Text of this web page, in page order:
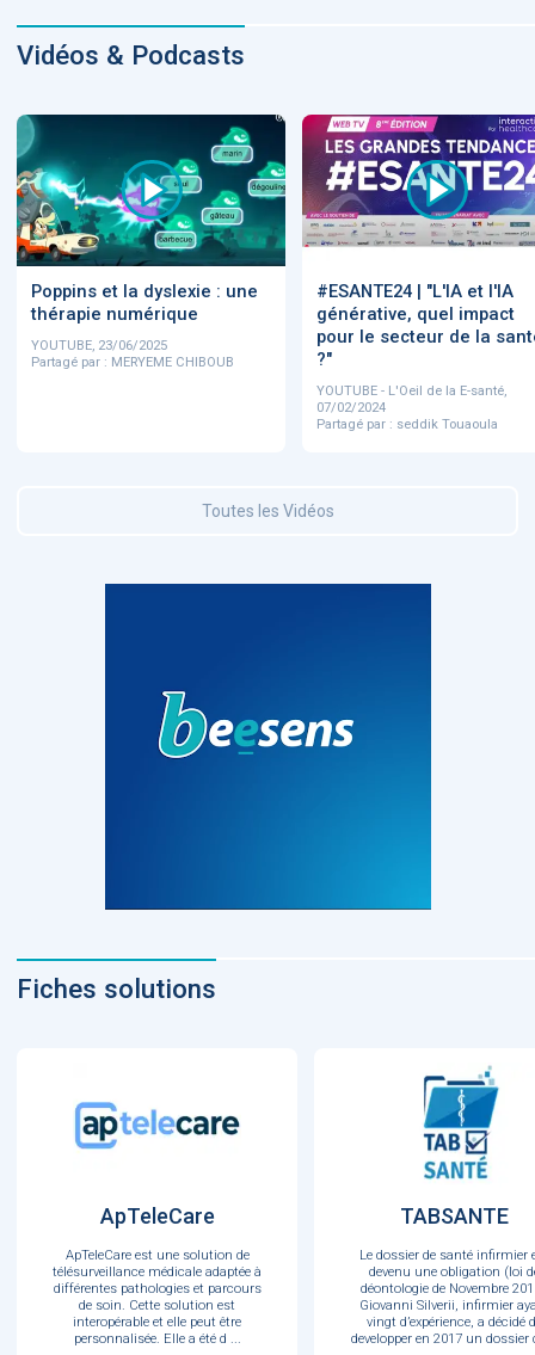
Vidéos & Podcasts
Poppins et la dyslexie : une
thérapie numérique
YOUTUBE, 23/06/2025
Partagé par : MERYEME CHIBOUB
#ESANTE24 | "L'IA et l'IA
générative, quel impact
pour le secteur de la
?"
YOUTUBE - L'Oeil de la E-santé,
07/02/2024
Partagé par : seddik Touaoula
Toutes les Vidéos
Fiches solutions
ApTeleCare
ApTeleCare est une solution de
télésurveillance médicale adaptée à
différentes pathologies et parcours
de soin. Cette solution est
interopérable et elle peut être
personnalisée. Elle a été d ...
TABSANTE
Le dossier de santé infirmier
devenu une obligation (loi
déontologie de Novembre
Giovanni Silverii, infirmier
vingt d’expérience, a décidé
developper en 2017 un